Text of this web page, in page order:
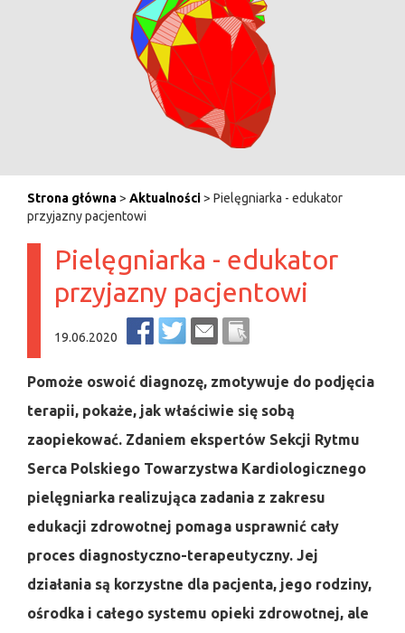
Strona główna> Aktualności> Pielęgniarka - edukator
przyjazny pacjentowi
Pielęgniarka - edukator
przyjazny pacjentowi
19.06.2020
Pomoże oswoić diagnozę, zmotywuje do podjęcia
terapii, pokaże, jak właściwie się sobą
zaopiekować. Zdaniem ekspertów Sekcji Rytmu
Serca Polskiego Towarzystwa Kardiologicznego
pielęgniarka realizująca zadania z zakresu
edukacji zdrowotnej pomaga usprawnić cały
proces diagnostyczno-terapeutyczny. Jej
działania są korzystne dla pacjenta, jego rodziny,
ośrodka i całego systemu opieki zdrowotnej, ale